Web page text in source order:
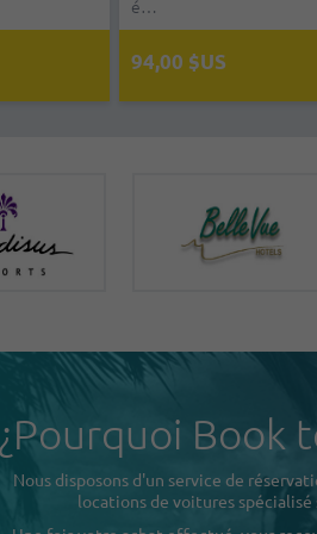
les…
110,00 $US
138,00 $US
¿Pourquoi Book
Nous disposons d'un service de
locations de voitures spécialisé